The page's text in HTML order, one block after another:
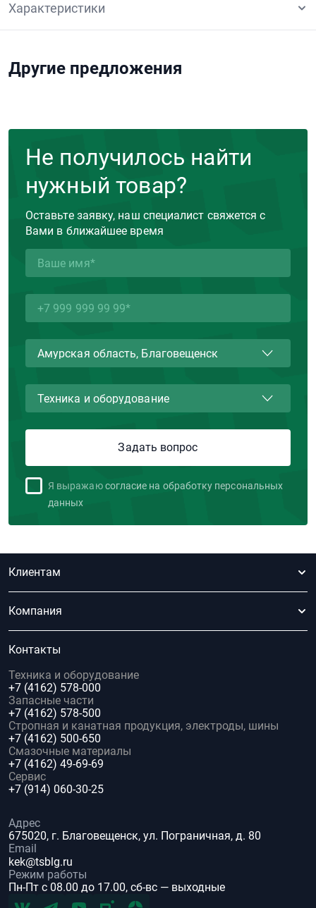
Характеристики
Другие предложения
Не получилось найти
нужный товар?
Оставьте заявку, наш специалист свяжется с
Вами в ближайшее время
Я выражаю согласие на обработку персональных
данных
Клиентам
Компания
Контакты
Техника и оборудование
+7 (4162) 578-000
Запасные части
+7 (4162) 578-500
Стропная и канатная продукция, электроды, шины
+7 (4162) 500-650
Смазочные материалы
+7 (4162) 49-69-69
Сервис
+7 (914) 060-30-25
Адрес
675020, г. Благовещенск, ул. Пограничная, д. 80
Email
kek@tsblg.ru
Режим работы
Пн-Пт с 08.00 до 17.00, сб-вс — выходные